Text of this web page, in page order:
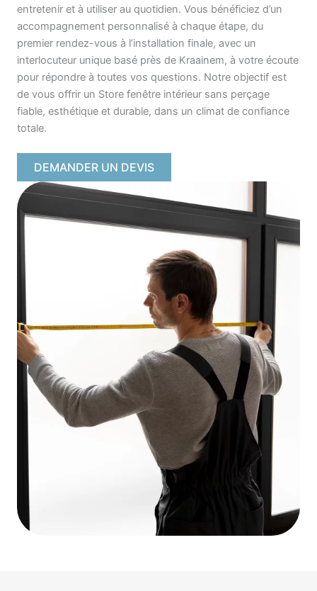
entretenir et à utiliser au quotidien. Vous bénéficiez d’un
accompagnement personnalisé à chaque étape, du
premier rendez-vous à l’installation finale, avec un
interlocuteur unique basé près de Kraainem, à votre écoute
pour répondre à toutes vos questions. Notre objectif est
de vous offrir un Store fenêtre intérieur sans perçage
fiable, esthétique et durable, dans un climat de confiance
totale.
DEMANDER UN DEVIS